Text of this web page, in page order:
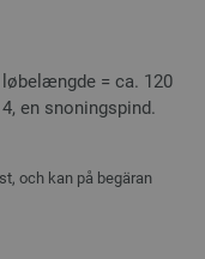
= ca. 120
en snoningspind.
och kan på begäran